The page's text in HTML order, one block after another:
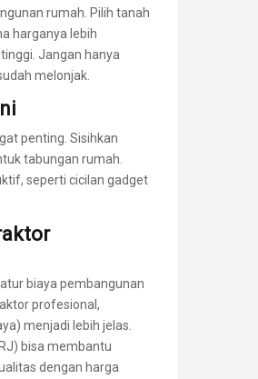
rumah. Pilih tanah
harganya lebih
Jangan hanya
melonjak.
penting. Sisihkan
tabungan rumah.
seperti cicilan gadget
biaya pembangunan
profesional,
menjadi lebih jelas.
bisa membantu
dengan harga